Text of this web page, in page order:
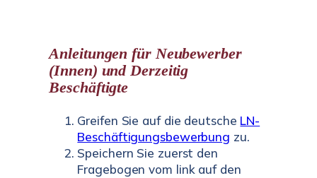
Anleitungen für Neubewerber
(Innen) und Derzeitig
Beschäftigte
Greifen Sie auf die deutsche LN-
Beschäftigungsbewerbung zu.
Speichern Sie zuerst den
Fragebogen vom link auf den